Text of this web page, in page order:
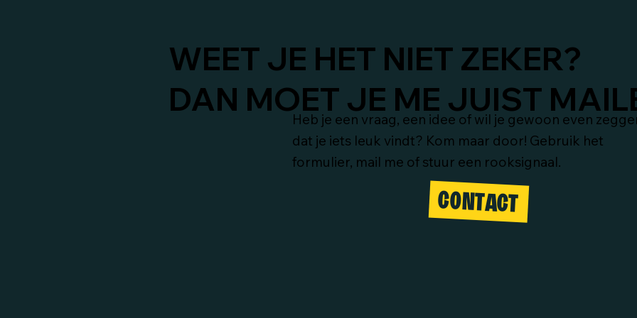
Heb je een vraag, een idee of wil je gewoon even
dat je iets leuk vindt? Kom maar door! Gebruik het
formulier, mail me of stuur een rooksignaal.
WEET JE HET NIET ZEKER?
DAN MOET JE ME JUIST
CONTACT